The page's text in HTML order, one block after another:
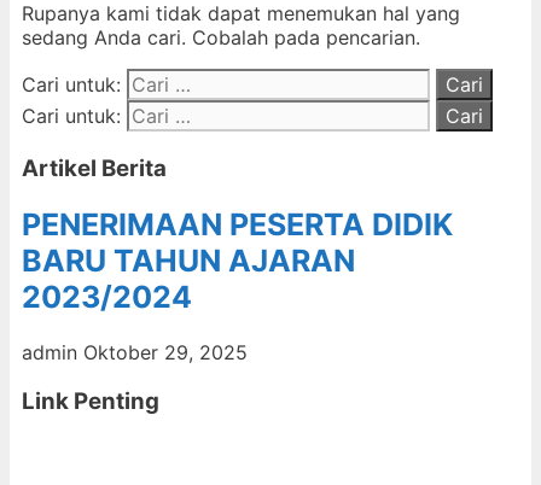
Rupanya kami tidak dapat menemukan hal yang
sedang Anda cari. Cobalah pada pencarian.
Cari untuk:
Cari untuk:
Artikel Berita
PENERIMAAN PESERTA DIDIK
BARU TAHUN AJARAN
2023/2024
admin Oktober 29, 2025
Link Penting